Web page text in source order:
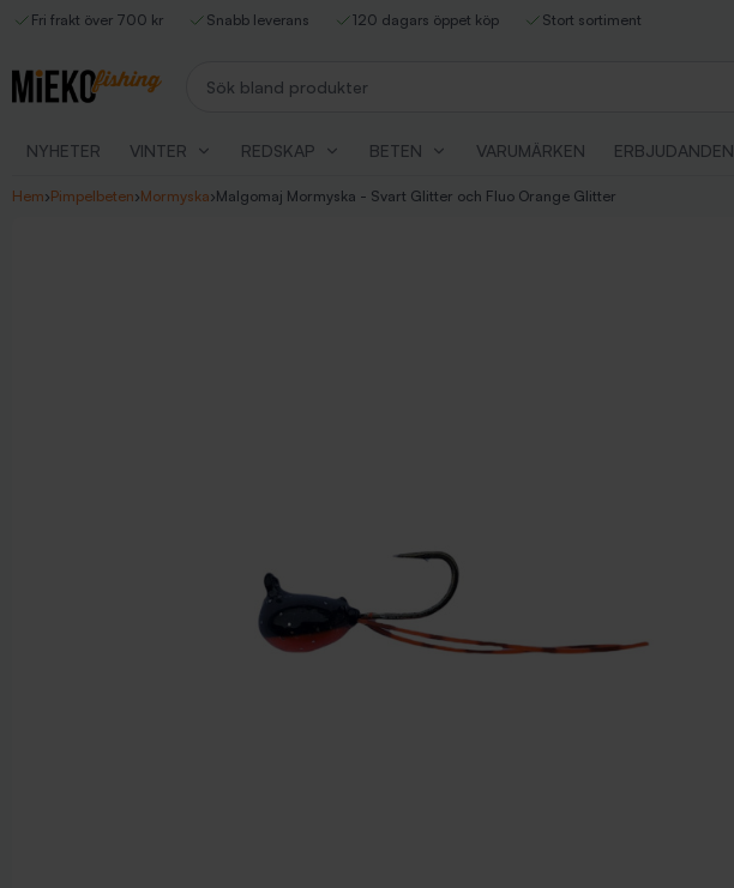
Fri frakt över 700 kr Snabb leverans 120 dagars öppet köp Stort sortiment
NYHETER VINTER REDSKAP BETEN VARUMÄRKEN ERBJUDANDEN
Hem›Pimpelbeten›Mormyska›Malgomaj Mormyska - Svart Glitter och Fluo Orange Glitter